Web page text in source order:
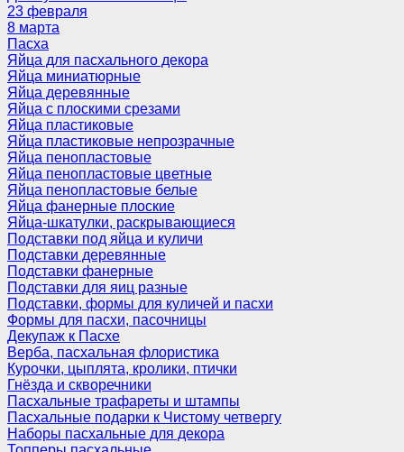
23 февраля
8 марта
Пасха
Яйца для пасхального декора
Яйца миниатюрные
Яйца деревянные
Яйца с плоскими срезами
Яйца пластиковые
Яйца пластиковые непрозрачные
Яйца пенопластовые
Яйца пенопластовые цветные
Яйца пенопластовые белые
Яйца фанерные плоские
Яйца-шкатулки, раскрывающиеся
Подставки под яйца и куличи
Подставки деревянные
Подставки фанерные
Подставки для яиц разные
Подставки, формы для куличей и пасхи
Формы для пасхи, пасочницы
Декупаж к Пасхе
Верба, пасхальная флористика
Курочки, цыплята, кролики, птички
Гнёзда и скворечники
Пасхальные трафареты и штампы
Пасхальные подарки к Чистому четвергу
Наборы пасхальные для декора